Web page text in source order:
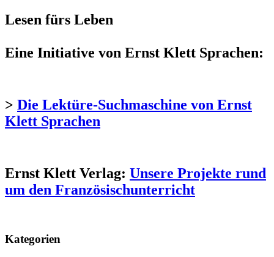
Lesen fürs Leben
Eine Initiative von Ernst Klett Sprachen:
> Die Lektüre-Suchmaschine von Ernst
Klett Sprachen
Ernst Klett Verlag: Unsere Projekte rund
um den Französischunterricht
Kategorien